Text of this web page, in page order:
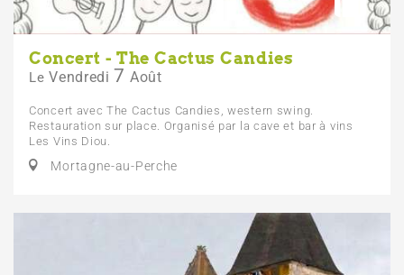
Concert - The Cactus Candies
Le Vendredi 7 Août
Concert avec The Cactus Candies, western swing.
Restauration sur place. Organisé par la cave et bar à vins
Les Vins Diou.
Mortagne-au-Perche